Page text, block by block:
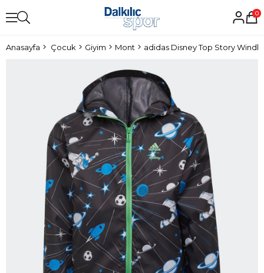
0
Anasayfa Çocuk Giyim Mont